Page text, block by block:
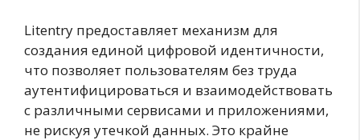
Litentry предоставляет механизм для
создания единой цифровой идентичности,
что позволяет пользователям без труда
аутентифицироваться и взаимодействовать
с различными сервисами и приложениями,
не рискуя утечкой данных. Это крайне